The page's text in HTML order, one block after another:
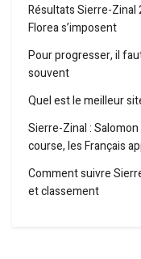
Résultats Sierre-Zinal
Florea s’imposent
Pour progresser, il
souvent
Quel est le meilleur
Sierre-Zinal :
course, les Français
Comment suivre
et classement